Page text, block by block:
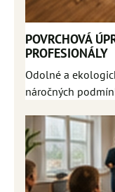
POVRCHOVÁ
PROFESIONÁLY
Odolné a
náročných